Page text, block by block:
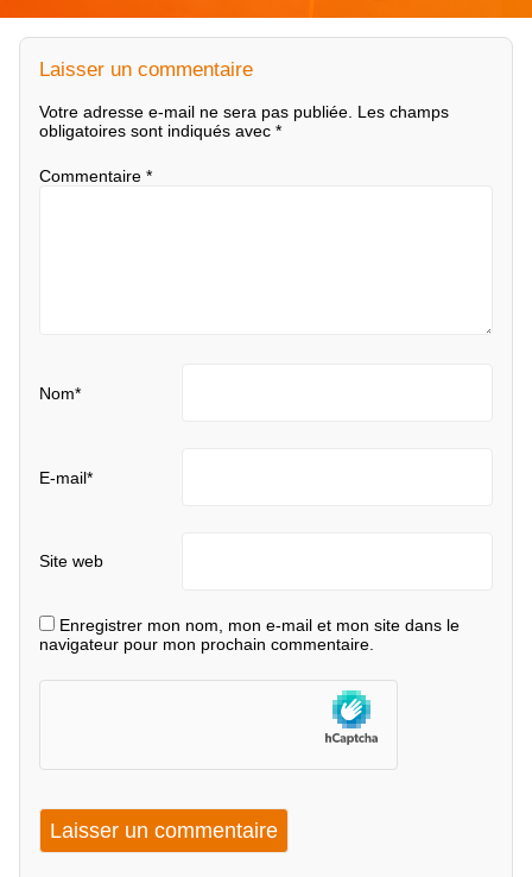
Laisser un commentaire
Votre adresse e-mail ne sera pas publiée. Les champs
obligatoires sont indiqués avec *
Commentaire *
Nom*
E-mail*
Site web
Enregistrer mon nom, mon e-mail et mon site dans le
navigateur pour mon prochain commentaire.